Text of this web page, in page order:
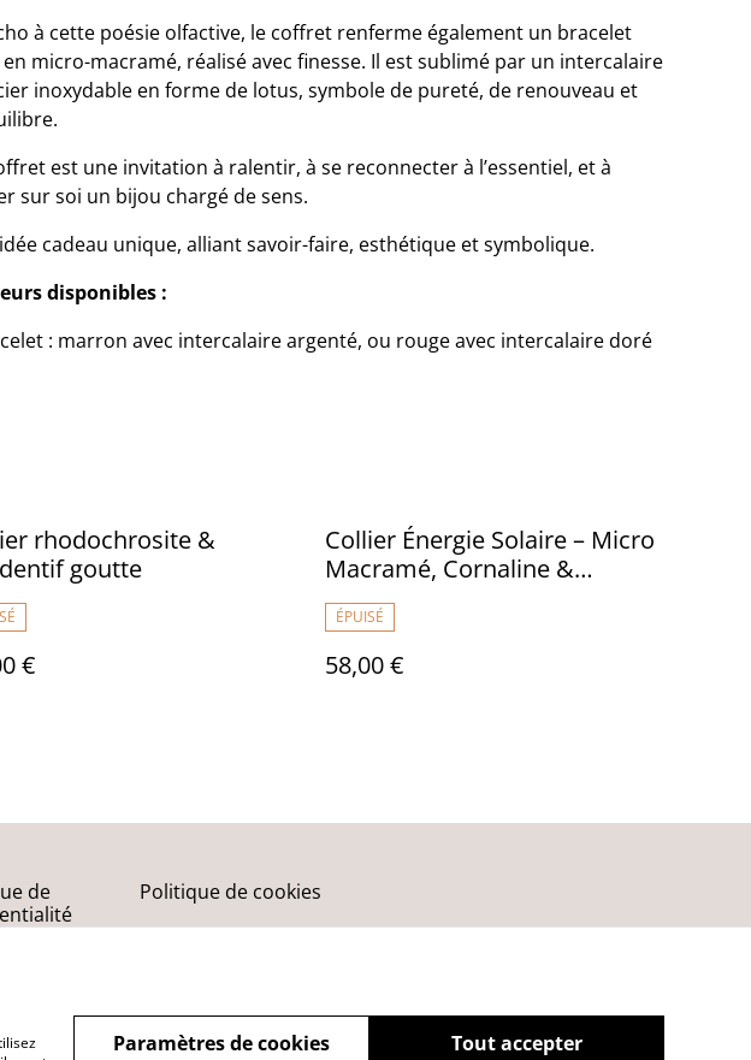
à cette poésie olfactive, le coffret renferme également un bracelet
micro-macramé, réalisé avec finesse. Il est sublimé par un intercalaire
inoxydable en forme de lotus, symbole de pureté, de renouveau et
est une invitation à ralentir, à se reconnecter à l’essentiel, et à
sur soi un bijou chargé de sens.
cadeau unique, alliant savoir-faire, esthétique et symbolique.
disponibles :
: marron avec intercalaire argenté, ou rouge avec intercalaire doré
rhodochrosite &
goutte
€
Collier Énergie Solaire – Micro
Macramé, Cornaline &
Pendentif Ethnique en Zamac
ÉPUISÉ
58,00 €
de
Politique de cookies
Tout accepter
Paramètres de cookies